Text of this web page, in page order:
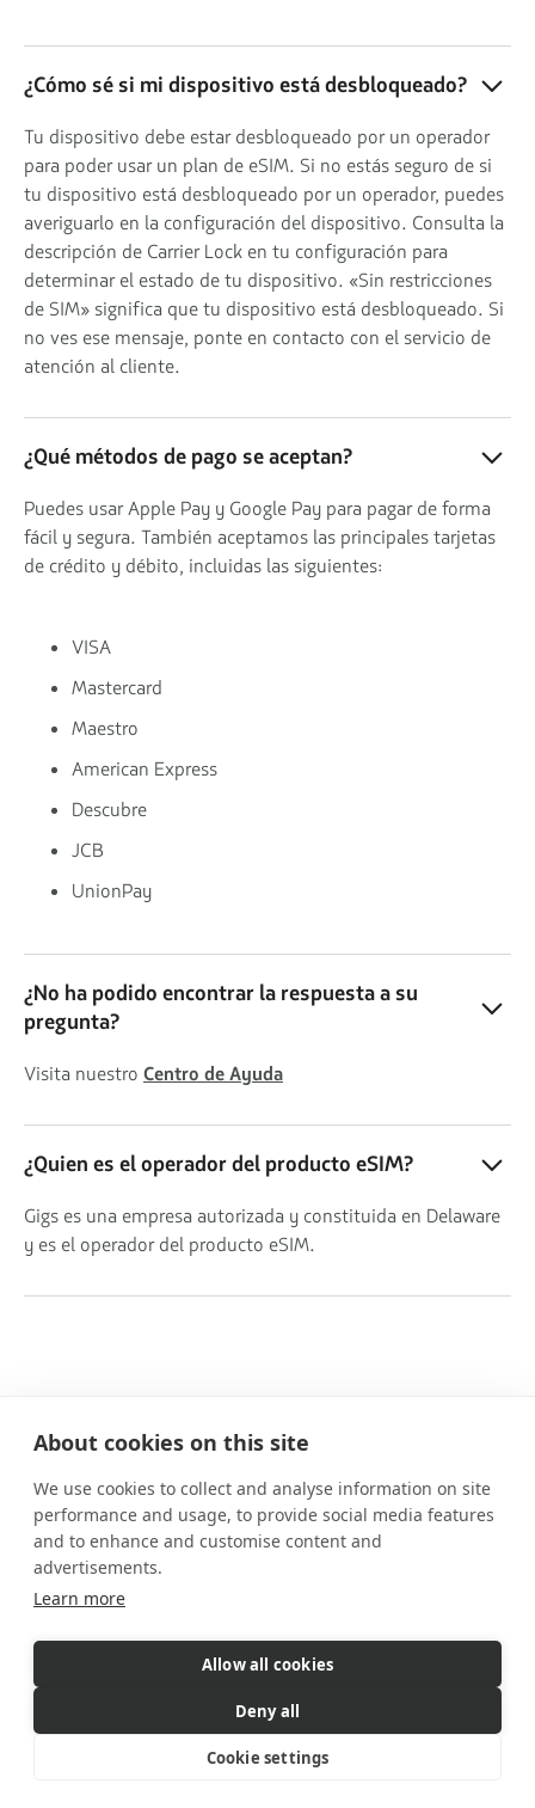
¿Cómo sé si mi dispositivo está desbloqueado?
Tu dispositivo debe estar desbloqueado por un operador
para poder usar un plan de eSIM. Si no estás seguro de si
tu dispositivo está desbloqueado por un operador, puedes
averiguarlo en la configuración del dispositivo. Consulta la
descripción de Carrier Lock en tu configuración para
determinar el estado de tu dispositivo. «Sin restricciones
de SIM» significa que tu dispositivo está desbloqueado. Si
no ves ese mensaje, ponte en contacto con el servicio de
atención al cliente.
¿Qué métodos de pago se aceptan?
Puedes usar Apple Pay y Google Pay para pagar de forma
fácil y segura. También aceptamos las principales tarjetas
de crédito y débito, incluidas las siguientes:
VISA
Mastercard
Maestro
American Express
Descubre
JCB
UnionPay
¿No ha podido encontrar la respuesta a su
pregunta?
Visita nuestro Centro de Ayuda
¿Quien es el operador del producto eSIM?
Gigs es una empresa autorizada y constituida en Delaware
y es el operador del producto eSIM.
Nuestros planes
Prestaciones
Cómo funciona
Contacto
eSIM es un producto comercializado
las ventas, la facturación y el servicio al cliente
© 2026 Gigs. All Rights Reserved.
About cookies on this site
We use cookies to collect and analyse information on site
performance and usage, to provide social media features
and to enhance and customise content and
advertisements.
Learn more
Allow all cookies
Deny all
Cookie settings